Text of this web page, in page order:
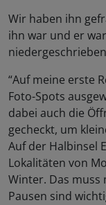
Wir haben ihn
ihn war und er
“Auf meine erste
Foto-Spots
dabei auch die
gecheckt, um
Auf der Halbinsel
Lokalitäten von
Winter. Das
Pausen sind